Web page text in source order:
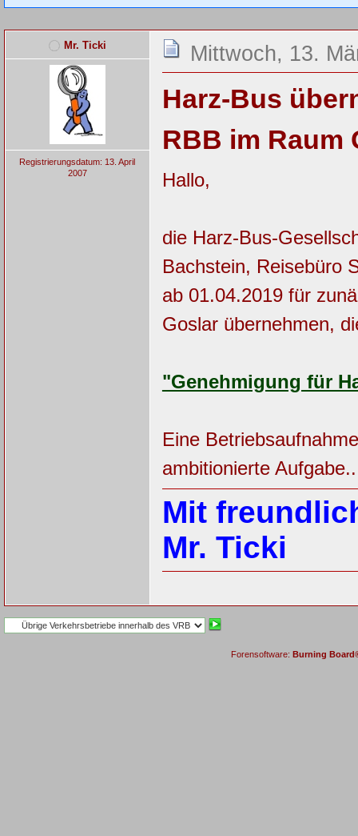
Mr. Ticki
Registrierungsdatum: 13. April
2007
Mittwoch, 13.
Harz-Bus
RBB im Raum
Hallo,
die Harz-Bus-
Bachstein, Reisebüro
ab 01.04.2019 für
Goslar übernehmen,
"Genehmigung für
Eine
ambitionierte
Mit
Mr. Ticki
Forensoftware: Burning